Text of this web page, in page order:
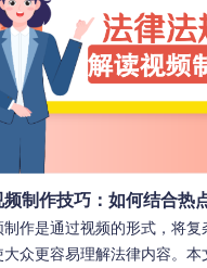
制作技巧：如何结合热
作是通过视频的形式，将复
众更容易理解法律内容。本